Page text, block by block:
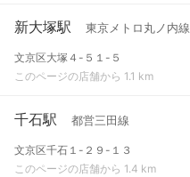
新大塚駅 東京メトロ丸ノ内線
文京区大塚４-５１-５
このページの店舗から 1.1 km
千石駅 都営三田線
文京区千石１-２９-１３
このページの店舗から 1.4 km